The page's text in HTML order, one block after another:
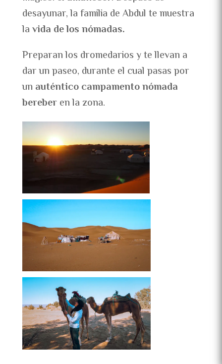
desayunar, la familia de Abdul te muestra
lavida de los nómadas.
Preparan los dromedarios y te llevan a
dar un paseo, durante el cual pasas por
un auténtico campamento nómada
bereberen la zona.